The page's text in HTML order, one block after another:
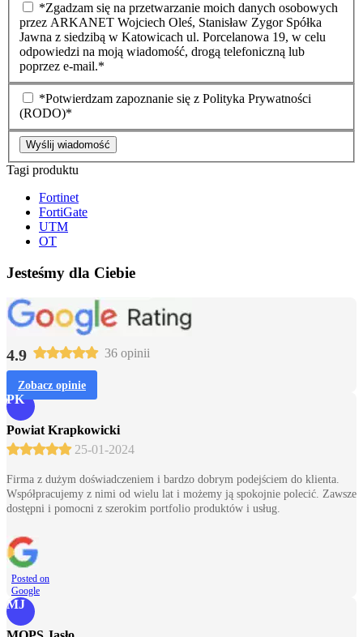
*Zgadzam się na przetwarzanie moich danych osobowych
przez ARKANET Wojciech Oleś, Stanisław Zygor Spółka
Jawna z siedzibą w Katowicach ul. Porcelanowa 19, w celu
odpowiedzi na moją wiadomość, drogą telefoniczną lub
poprzez e-mail.*
*Potwierdzam zapoznanie się z Polityka Prywatności
(RODO)*
Wyślij wiadomość
Tagi produktu
Fortinet
FortiGate
UTM
OT
Jesteśmy dla Ciebie
4.9 36 opinii
Zobacz opinie
PK
Powiat Krapkowicki
25-01-2024
Firma z dużym doświadczeniem i bardzo dobrym podejściem do klienta.
Współpracujemy z nimi od wielu lat i możemy ją spokojnie polecić. Zawsze
dostępni i pomocni z szerokim portfolio produktów i usług.
Posted on
Google
MJ